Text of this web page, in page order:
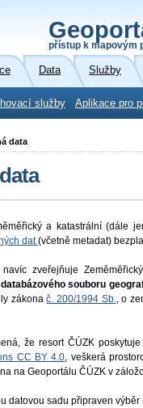
přístup k mapovým
Data Služby
služby Aplikace pro
data
a katastrální (dále
dat(včetně metadat)
navíc zveřejňuje
souboru
zákonač. 200/1994 Sb., o
že resort ČÚZK
CC BY 4.0, veškerá
na Geoportálu ČÚZK v
datovou sadu připraven